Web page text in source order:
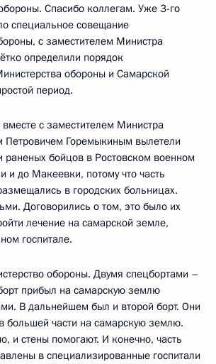
Спасибо коллегам. Уже 3-го
специальное совещание
с заместителем Министра
определили порядок
обороны и Самарской
период.
с заместителем Министра
Петровичем Горемыкиным вылетели
раненых бойцов в Ростовском военном
и до Макеевки, потому что часть
в городских больницах.
Договорились о том, это было их
лечение на самарской земле,
госпитале.
обороны. Двумя спецбортами –
прибыл на самарскую землю
В дальнейшем был и второй борт. Они
большей части на самарскую землю.
и стены помогают. И конечно, часть
в специализированные госпитали